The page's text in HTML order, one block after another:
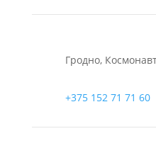
Гродно,
+375 152 71 71 60